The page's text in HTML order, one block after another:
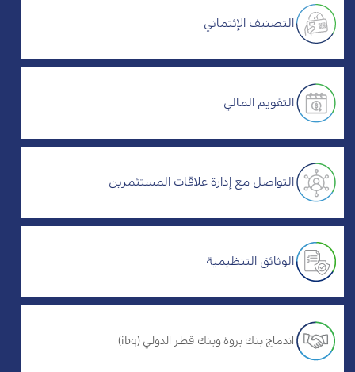
التصنيف الإئتماني
التقويم المالي
التواصل مع إدارة علاقات المستثمرين
الوثائق التنظيمية
اندماج بنك بروة وبنك قطر الدولي (ibq)